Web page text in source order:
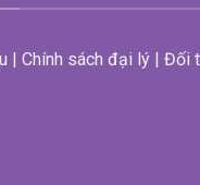
| Chính sách đại lý | Đối